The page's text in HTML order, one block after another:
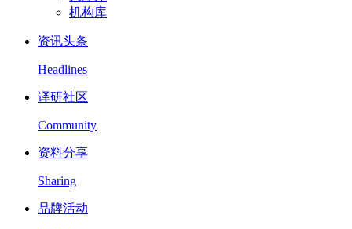
机构库
资讯头条
Headlines
译研社区
Community
资料分享
Sharing
品牌活动